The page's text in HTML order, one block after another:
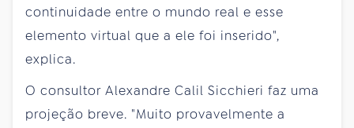
continuidade entre o mundo real e esse
elemento virtual que a ele foi inserido",
explica.
O consultor Alexandre Calil Sicchieri faz uma
projeção breve. "Muito provavelmente a